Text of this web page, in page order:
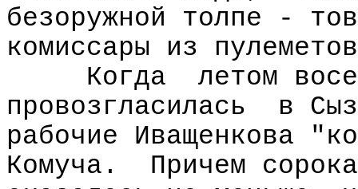
безоружной толпе -
комиссары из
Когда
летом
провозгласилась
в
рабочие Иващенкова
Комуча.
Причем